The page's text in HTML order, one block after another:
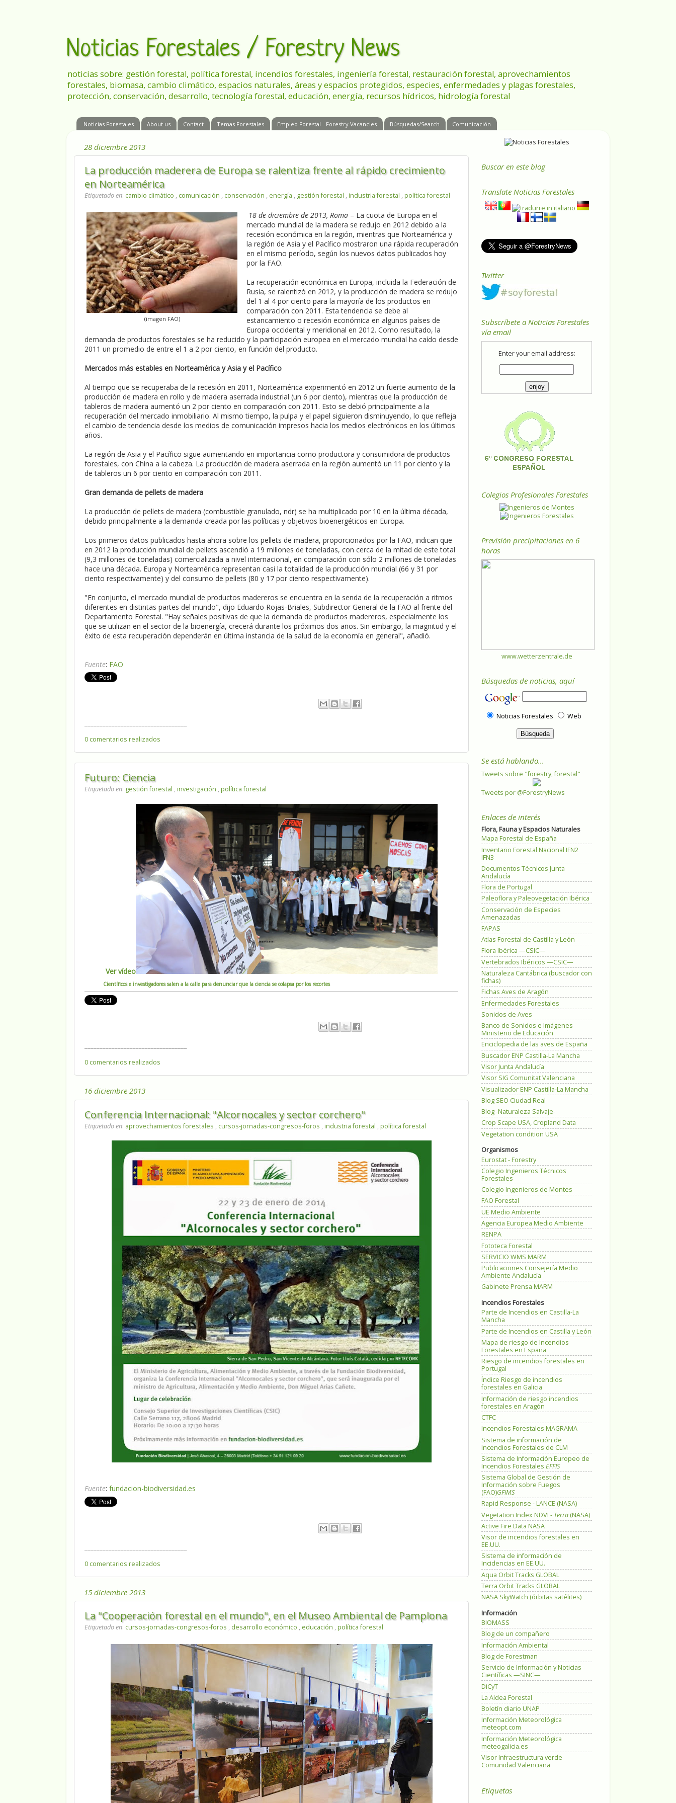
Noticias Forestales / Forestry News
noticias sobre: gestión forestal, política forestal, incendios forestales, ingeniería forestal, restauración forestal, aprovechamientos
forestales, biomasa, cambio climático, espacios naturales, áreas y espacios protegidos, especies, enfermedades y plagas forestales,
protección, conservación, desarrollo, tecnología forestal, educación, energía, recursos hídricos, hidrología forestal
Noticias Forestales About us Contact Temas Forestales Empleo Forestal - Forestry Vacancies Búsquedas/Search Comunicación
28 diciembre 2013
La producción maderera de Europa se ralentiza frente al rápido crecimiento
en Norteamérica
Etiquetado en: cambio climático , comunicación , conservación , energía , gestión forestal , industria forestal , política forestal
(imagen FAO)
18 de diciembre de 2013, Roma– La cuota de Europa en el
mercado mundial de la madera se redujo en 2012 debido a la
recesión económica en la región, mientras que Norteamérica y
la región de Asia y el Pacífico mostraron una rápida recuperación
en el mismo período, según los nuevos datos publicados hoy
por la FAO.
La recuperación económica en Europa, incluida la Federación de
Rusia, se ralentizó en 2012, y la producción de madera se redujo
del 1 al 4 por ciento para la mayoría de los productos en
comparación con 2011. Esta tendencia se debe al
estancamiento o recesión económica en algunos países de
Europa occidental y meridional en 2012. Como resultado, la
demanda de productos forestales se ha reducido y la participación europea en el mercado mundial ha caído desde
2011 un promedio de entre el 1 a 2 por ciento, en función del producto.
Mercados más estables en Norteamérica y Asia y el Pacífico
Al tiempo que se recuperaba de la recesión en 2011, Norteamérica experimentó en 2012 un fuerte aumento de la
producción de madera en rollo y de madera aserrada industrial (un 6 por ciento), mientras que la producción de
tableros de madera aumentó un 2 por ciento en comparación con 2011. Esto se debió principalmente a la
recuperación del mercado inmobiliario. Al mismo tiempo, la pulpa y el papel siguieron disminuyendo, lo que refleja
el cambio de tendencia desde los medios de comunicación impresos hacia los medios electrónicos en los últimos
años.
La región de Asia y el Pacífico sigue aumentando en importancia como productora y consumidora de productos
forestales, con China a la cabeza. La producción de madera aserrada en la región aumentó un 11 por ciento y la
de tableros un 6 por ciento en comparación con 2011.
Gran demanda de pellets de madera
La producción de pellets de madera (combustible granulado, ndr) se ha multiplicado por 10 en la última década,
debido principalmente a la demanda creada por las políticas y objetivos bioenergéticos en Europa.
Los primeros datos publicados hasta ahora sobre los pellets de madera, proporcionados por la FAO, indican que
en 2012 la producción mundial de pellets ascendió a 19 millones de toneladas, con cerca de la mitad de este total
(9,3 millones de toneladas) comercializada a nivel internacional, en comparación con sólo 2 millones de toneladas
hace una década. Europa y Norteamérica representan casi la totalidad de la producción mundial (66 y 31 por
ciento respectivamente) y del consumo de pellets (80 y 17 por ciento respectivamente).
"En conjunto, el mercado mundial de productos madereros se encuentra en la senda de la recuperación a ritmos
diferentes en distintas partes del mundo", dijo Eduardo Rojas-Briales, Subdirector General de la FAO al frente del
Departamento Forestal. "Hay señales positivas de que la demanda de productos madereros, especialmente los
que se utilizan en el sector de la bioenergía, crecerá durante los próximos dos años. Sin embargo, la magnitud y el
éxito de esta recuperación dependerán en última instancia de la salud de la economía en general", añadió.
Fuente: FAO
0 comentarios realizados
Futuro: Ciencia
Etiquetado en: gestión forestal , investigación , política forestal
Ver vídeo
Científicos e investigadores salen a la calle para denunciar que la ciencia se colapsa por los recortes
0 comentarios realizados
16 diciembre 2013
Conferencia Internacional: "Alcornocales y sector corchero"
Etiquetado en: aprovechamientos forestales , cursos-jornadas-congresos-foros , industria forestal , política forestal
Fuente: fundacion-biodiversidad.es
0 comentarios realizados
15 diciembre 2013
La "Cooperación forestal en el mundo", en el Museo Ambiental de Pamplona
Etiquetado en: cursos-jornadas-congresos-foros , desarrollo económico , educación , política forestal
Buscar en este blog
Translate Noticias Forestales
Twitter
Subscríbete a Noticias Forestales
vía email
Enter your email address:
Colegios Profesionales Forestales
Previsión precipitaciones en 6
horas
www.wetterzentrale.de
Búsquedas de noticias, aquí
Noticias Forestales Web
Se está hablando...
Tweets sobre "forestry, forestal"
Tweets por @ForestryNews
Enlaces de interés
Flora, Fauna y Espacios Naturales
Mapa Forestal de España
Inventario Forestal Nacional IFN2
IFN3
Documentos Técnicos Junta
Andalucía
Flora de Portugal
Paleoflora y Paleovegetación Ibérica
Conservación de Especies
Amenazadas
FAPAS
Atlas Forestal de Castilla y León
Flora Ibérica —CSIC—
Vertebrados Ibéricos —CSIC—
Naturaleza Cantábrica (buscador con
fichas)
Fichas Aves de Aragón
Enfermedades Forestales
Sonidos de Aves
Banco de Sonidos e Imágenes
Ministerio de Educación
Enciclopedia de las aves de España
Buscador ENP Castilla-La Mancha
Visor Junta Andalucía
Visor SIG Comunitat Valenciana
Visualizador ENP Castilla-La Mancha
Blog SEO Ciudad Real
Blog -Naturaleza Salvaje-
Crop Scape USA, Cropland Data
Vegetation condition USA
Organismos
Eurostat - Forestry
Colegio Ingenieros Técnicos
Forestales
Colegio Ingenieros de Montes
FAO Forestal
UE Medio Ambiente
Agencia Europea Medio Ambiente
RENPA
Fototeca Forestal
SERVICIO WMS MARM
Publicaciones Consejería Medio
Ambiente Andalucía
Gabinete Prensa MARM
Incendios Forestales
Parte de Incendios en Castilla-La
Mancha
Parte de Incendios en Castilla y León
Mapa de riesgo de Incendios
Forestales en España
Riesgo de incendios forestales en
Portugal
Índice Riesgo de incendios
forestales en Galicia
Información de riesgo incendios
forestales en Aragón
CTFC
Incendios Forestales MAGRAMA
Sistema de información de
Incendios Forestales de CLM
Sistema de Información Europeo de
Incendios Forestales EFFIS
Sistema Global de Gestión de
Información sobre Fuegos
(FAO)GFIMS
Rapid Response - LANCE (NASA)
Vegetation Index NDVI - Terra (NASA)
Active Fire Data NASA
Visor de incendios forestales en
EE.UU.
Sistema de información de
Incidencias en EE.UU.
Aqua Orbit Tracks GLOBAL
Terra Orbit Tracks GLOBAL
NASA SkyWatch (órbitas satélites)
Información
BIOMASS
Blog de un compañero
Información Ambiental
Blog de Forestman
Servicio de Información y Noticias
Científicas —SINC—
DiCyT
La Aldea Forestal
Boletín diario UNAP
Información Meteorológica
meteopt.com
Información Meteorológica
meteogalicia.es
Visor Infraestructura verde
Comunidad Valenciana
Etiquetas